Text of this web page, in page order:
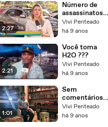
2:27
Número de
assassinatos
cresce em
todas as
Ceará
Vivi Penteado
há 9 anos
2:21
Você toma
H2O ???
Vivi Penteado
há 9 anos
1:01
Sem
comentários,
apenas
assistam!!
Vivi Penteado
há 9 anos